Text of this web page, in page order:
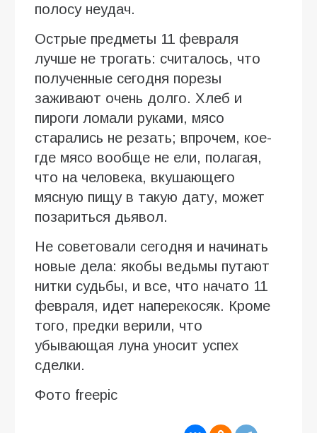
полосу неудач.
Острые предметы 11 февраля
лучше не трогать: считалось, что
полученные сегодня порезы
заживают очень долго. Хлеб и
пироги ломали руками, мясо
старались не резать; впрочем, кое-
где мясо вообще не ели, полагая,
что на человека, вкушающего
мясную пищу в такую дату, может
позариться дьявол.
Не советовали сегодня и начинать
новые дела: якобы ведьмы путают
нитки судьбы, и все, что начато 11
февраля, идет наперекосяк. Кроме
того, предки верили, что
убывающая луна уносит успех
сделки.
Фото freepic